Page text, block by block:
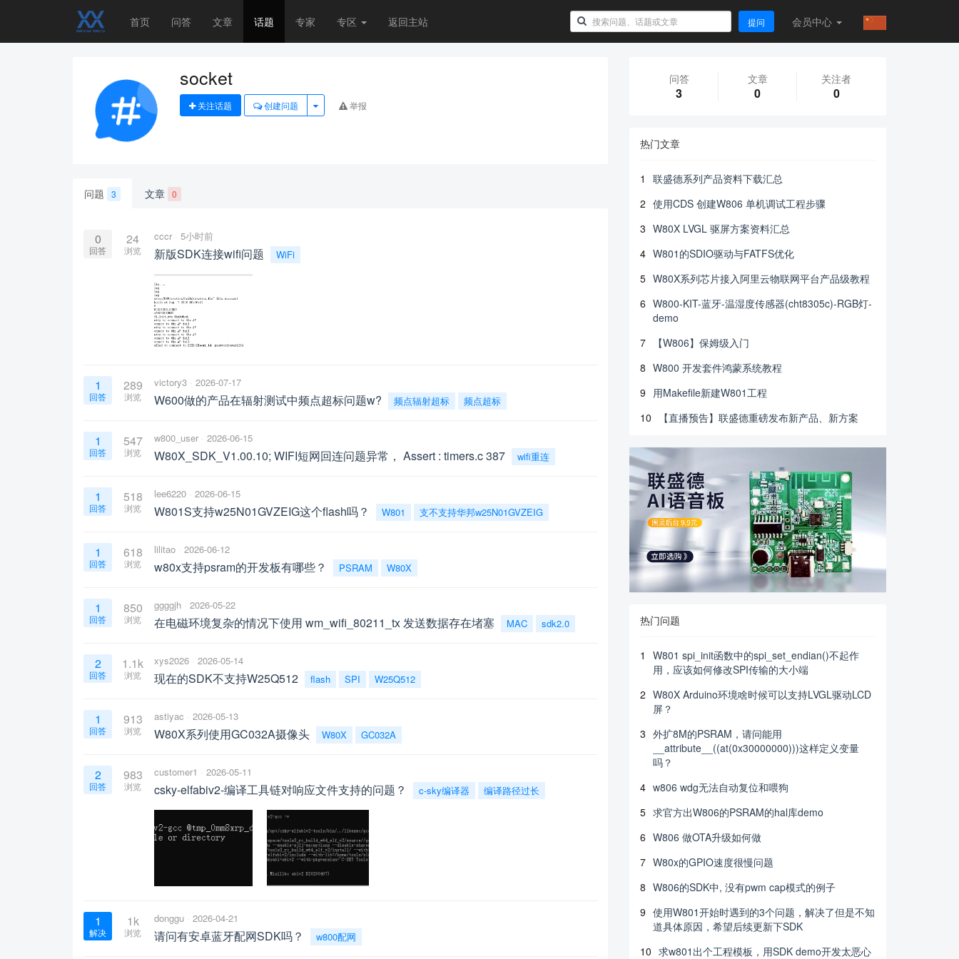
首页 问答 文章 话题 专家 专区 返回主站 提问 会员中心
socket
关注话题 创建问题 举报
问题 3 文章 0
0
回答
24
浏览
cccr 5小时前
新版SDK连接wifi问题 WiFi
1
回答
289
浏览
victory3 2026-07-17
W600做的产品在辐射测试中频点超标问题w? 频点辐射超标 频点超标
1
回答
547
浏览
w800_user 2026-06-15
W80X_SDK_V1.00.10; WIFI短网回连问题异常， Assert : timers.c 387 wifi重连
1
回答
518
浏览
lee6220 2026-06-15
W801S支持w25N01GVZEIG这个flash吗？ W801 支不支持华邦w25N01GVZEIG
1
回答
618
浏览
lilitao 2026-06-12
w80x支持psram的开发板有哪些？ PSRAM W80X
1
回答
850
浏览
ggggjh 2026-05-22
在电磁环境复杂的情况下使用 wm_wifi_80211_tx 发送数据存在堵塞 MAC sdk2.0
2
回答
1.1k
浏览
xys2026 2026-05-14
现在的SDK不支持W25Q512 flash SPI W25Q512
1
回答
913
浏览
astiyac 2026-05-13
W80X系列使用GC032A摄像头 W80X GC032A
2
回答
983
浏览
customer1 2026-05-11
csky-elfabiv2-编译工具链对响应文件支持的问题？ c-sky编译器 编译路径过长
1
解决
1k
浏览
donggu 2026-04-21
请问有安卓蓝牙配网SDK吗？ w800配网
问答
3
文章
0
关注者
0
热门文章
1
联盛德系列产品资料下载汇总
2 使用CDS 创建W806 单机调试工程步骤
3 W80X LVGL 驱屏方案资料汇总
4 W801的SDIO驱动与FATFS优化
5 W80X系列芯片接入阿里云物联网平台产品级教程
6 W800-KIT-蓝牙-温湿度传感器(cht8305c)-RGB灯-
demo
7
【W806】保姆级入门
8 W800 开发套件鸿蒙系统教程
9 用Makefile新建W801工程
10
【直播预告】联盛德重磅发布新产品、新方案
热门问题
1
W801 spi_init函数中的spi_set_endian()不起作
用，应该如何修改SPI传输的大小端
2 W80X Arduino环境啥时候可以支持LVGL驱动LCD
屏？
3 外扩8M的PSRAM，请问能用
__attribute__((at(0x30000000)))这样定义变量
吗？
4 w806 wdg无法自动复位和喂狗
5 求官方出W806的PSRAM的hal库demo
6 W806 做OTA升级如何做
7 W80x的GPIO速度很慢问题
8 W806的SDK中, 没有pwm cap模式的例子
9 使用W801开始时遇到的3个问题，解决了但是不知
道具体原因，希望后续更新下SDK
10 求w801出个工程模板，用SDK demo开发太恶心